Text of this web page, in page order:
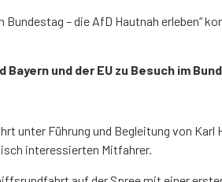
– die AfD Hautnah erleben“
Bayern und der EU zu Besuch im
unter Führung und Begleitung von
interessierten Mitfahrer.